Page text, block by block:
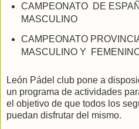
CAMPEONATO DE
MASCULINO
CAMPEONATO
MASCULINO Y
León Pádel club pone a
un programa de actividades
el objetivo de que todos los
puedan disfrutar del mismo.